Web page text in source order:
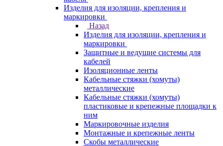
Изделия для изоляции, крепления и
маркировки
Назад
Изделия для изоляции, крепления и
маркировки
Защитные и ведущие системы для
кабелей
Изоляционные ленты
Кабельные стяжки (хомуты)
металлические
Кабельные стяжки (хомуты)
пластиковые и крепежные площадки к
ним
Маркировочные изделия
Монтажные и крепежные ленты
Скобы металлические